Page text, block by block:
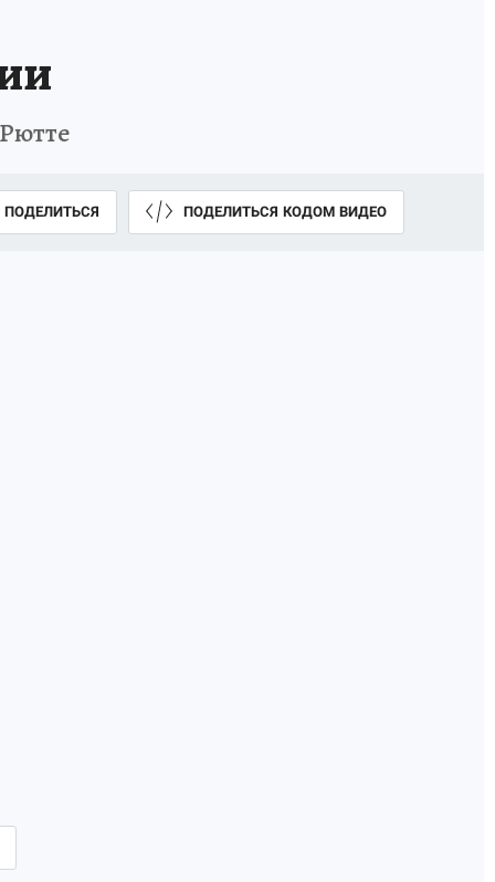
ПОДЕЛИТЬСЯ ПОДЕЛИТЬСЯ КОДОМ ВИДЕО